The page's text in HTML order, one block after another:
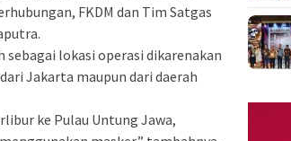
FKDM dan Tim Satgas
lokasi operasi dikarenakan
Jakarta maupun dari daerah
ke Pulau Untung Jawa,